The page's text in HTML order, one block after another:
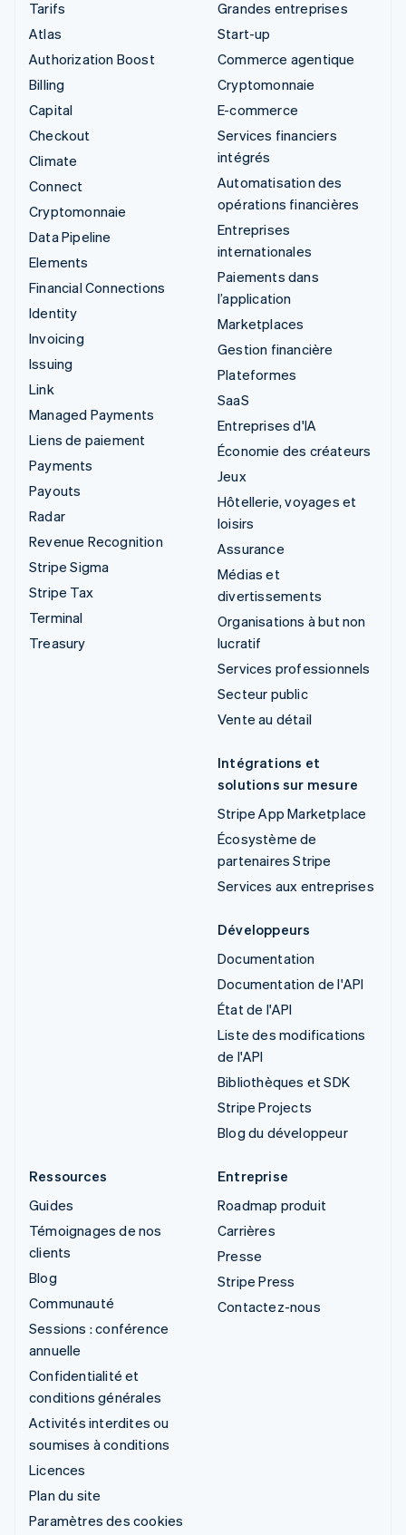
Tarifs
Atlas
Authorization Boost
Billing
Capital
Checkout
Climate
Connect
Cryptomonnaie
Data Pipeline
Elements
Financial Connections
Identity
Invoicing
Issuing
Link
Managed Payments
Liens de paiement
Payments
Payouts
Radar
Revenue Recognition
Stripe Sigma
Stripe Tax
Terminal
Treasury
Grandes entreprises
Start-up
Commerce agentique
Cryptomonnaie
E-commerce
Services financiers
intégrés
Automatisation des
opérations financières
Entreprises
internationales
Paiements dans
l’application
Marketplaces
Gestion financière
Plateformes
SaaS
Entreprises d'IA
Économie des créateurs
Jeux
Hôtellerie, voyages et
loisirs
Assurance
Médias et
divertissements
Organisations à but non
lucratif
Services professionnels
Secteur public
Vente au détail
Intégrations et
solutions sur mesure
Stripe App Marketplace
Écosystème de
partenaires Stripe
Services aux entreprises
Développeurs
Documentation
Documentation de l'API
État de l'API
Liste des modifications
de l'API
Bibliothèques et SDK
Stripe Projects
Blog du développeur
Ressources
Guides
Témoignages de nos
clients
Blog
Communauté
Sessions : conférence
annuelle
Confidentialité et
conditions générales
Activités interdites ou
soumises à conditions
Licences
Plan du site
Paramètres des cookies
Entreprise
Roadmap produit
Carrières
Presse
Stripe Press
Contactez-nous